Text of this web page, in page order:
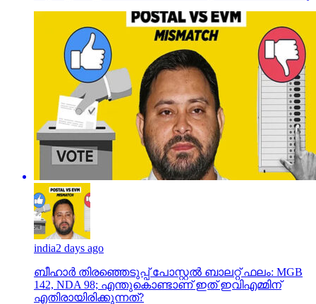
india2 days ago
ബീഹാർ തിരഞ്ഞെടുപ്പ് പോസ്റ്റൽ ബാലറ്റ് ഫലം: MGB
142, NDA 98; എന്തുകൊണ്ടാണ് ഇത് ഇവിഎമ്മിന്
എതിരായിരിക്കുന്നത്?